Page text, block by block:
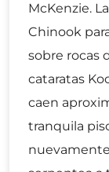
McKenzie.
Chinook
sobre rocas
cataratas
caen
tranquila